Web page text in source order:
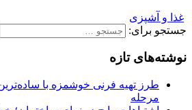
غذا و آشپزی
جستجو برای:
نوشته‌های تازه
طرز تهیه فرنی خوشمزه با
مرحله